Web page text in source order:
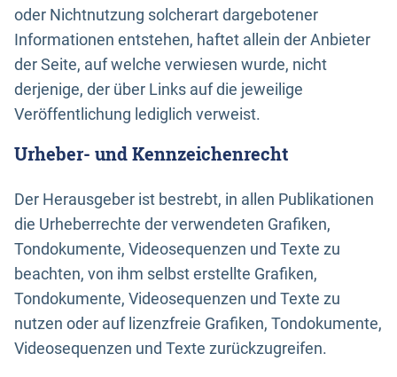
oder Nichtnutzung solcherart dargebotener
Informationen entstehen, haftet allein der Anbieter
der Seite, auf welche verwiesen wurde, nicht
derjenige, der über Links auf die jeweilige
Veröffentlichung lediglich verweist.
Urheber- und Kennzeichenrecht
Der Herausgeber ist bestrebt, in allen Publikationen
die Urheberrechte der verwendeten Grafiken,
Tondokumente, Videosequenzen und Texte zu
beachten, von ihm selbst erstellte Grafiken,
Tondokumente, Videosequenzen und Texte zu
nutzen oder auf lizenzfreie Grafiken, Tondokumente,
Videosequenzen und Texte zurückzugreifen.